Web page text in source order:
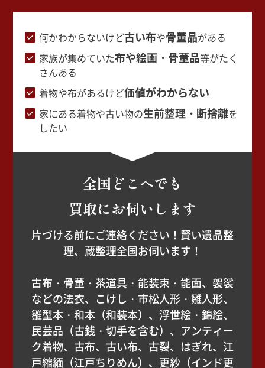
何かわからないけど古い布や骨董品がある
家族が集めていた布や絵画・骨董品等がたく
さんある
着物や布があるけど価値がわからない
家にある着物や古い物の生前整理・断捨離を
したい
全国どこへでも
買取にお伺いします
片づける前にご連絡ください！賢い遺品整
理、蔵整理全国お伺います！
古布・骨董・茶道具・能装束・能面、袈裟
などの法衣、こけし・市松人形・雛人形、
雛型本・和本（和装本）、浮世絵・錦絵、
民芸品（古銭・切手を含む）、アンティー
ク着物、古布、古い布、古裂、はぎれ、江
戸縮緬（江戸ちりめん）、更紗（インド更